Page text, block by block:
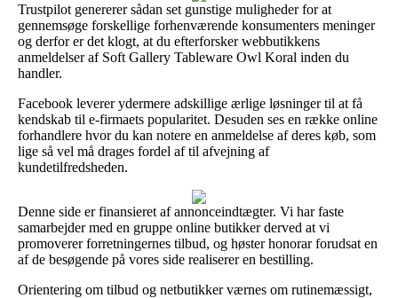
Trustpilot genererer sådan set gunstige muligheder for at
gennemsøge forskellige forhenværende konsumenters meninger
og derfor er det klogt, at du efterforsker webbutikkens
anmeldelser af Soft Gallery Tableware Owl Koral inden du
handler.
Facebook leverer ydermere adskillige ærlige løsninger til at få
kendskab til e-firmaets popularitet. Desuden ses en række online
forhandlere hvor du kan notere en anmeldelse af deres køb, som
lige så vel må drages fordel af til afvejning af
kundetilfredsheden.
Denne side er finansieret af annonceindtægter. Vi har faste
samarbejder med en gruppe online butikker derved at vi
promoverer forretningernes tilbud, og høster honorar forudsat en
af de besøgende på vores side realiserer en bestilling.
Orientering om tilbud og netbutikker værnes om rutinemæssigt,